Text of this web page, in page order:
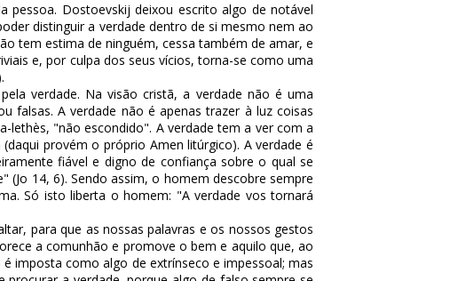
Dostoevskij deixou escrito algo de notável
distinguir a verdade dentro de si mesmo nem ao
tem estima de ninguém, cessa também de amar, e
e, por culpa dos seus vícios, torna-se como uma
verdade. Na visão cristã, a verdade não é uma
falsas. A verdade não é apenas trazer à luz coisas
lethès, "não escondido". A verdade tem a ver com a
provém o próprio Amen litúrgico). A verdade é
fiável e digno de confiança sobre o qual se
(Jo 14, 6). Sendo assim, o homem descobre sempre
Só isto liberta o homem: "A verdade vos tornará
para que as nossas palavras e os nossos gestos
a comunhão e promove o bem e aquilo que, ao
imposta como algo de extrínseco e impessoal; mas